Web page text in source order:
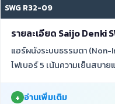
SWG R32-09
รายละเอียด Saijo Denki
แอร์ผนังระบบธรรมดา
ไฟเบอร์ 5 เน้นความเย็นสบา
อ่านเพิ่มเติม